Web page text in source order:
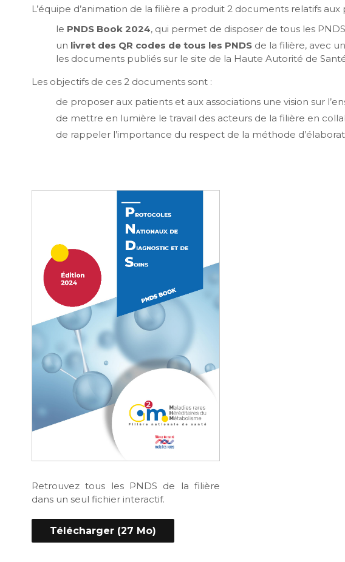
L’équipe d’animation de la filière a produit 2 documents relatifs
le PNDS Book 2024, qui permet de disposer de tous les
un livret des QR codes de tous les PNDS de la filière, avec
les documents publiés sur le site de la Haute Autorité de
Les objectifs de ces 2 documents sont :
de proposer aux patients et aux associations une vision sur
de mettre en lumière le travail des acteurs de la filière en
de rappeler l’importance du respect de la méthode
Retrouvez tous les PNDS de la filière
dans un seul fichier interactif.
Télécharger (27 Mo)